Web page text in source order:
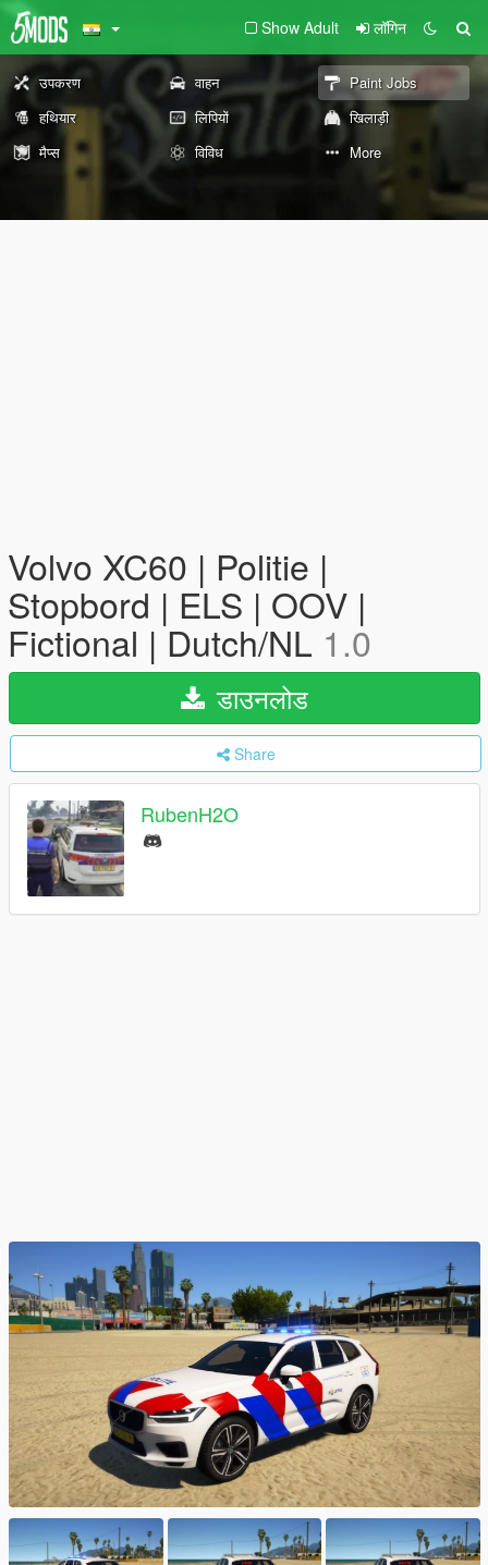
Show Adult लॉगिन
उपकरण वाहन
Paint Jobs
हथियार
लिपियों
खिलाड़ी
मैप्स
विविध More
Volvo XC60 | Politie |
Stopbord | ELS | OOV |
Fictional | Dutch/NL 1.0
डाउनलोड
Share
RubenH2O